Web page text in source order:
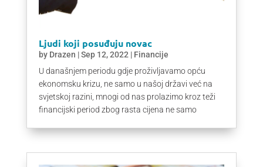
Ljudi koji posuđuju novac
by Drazen |Sep 12, 2022 | Financije
U današnjem periodu gdje proživljavamo opću
ekonomsku krizu, ne samo u našoj državi već na
svjetskoj razini, mnogi od nas prolazimo kroz teži
financijski period zbog rasta cijena ne samo